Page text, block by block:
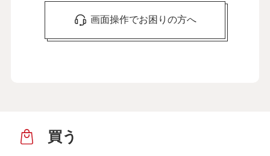
画面操作でお困りの方へ
買う